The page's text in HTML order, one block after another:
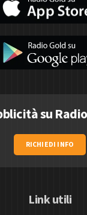
su
RICHIEDI INFO
Link utili